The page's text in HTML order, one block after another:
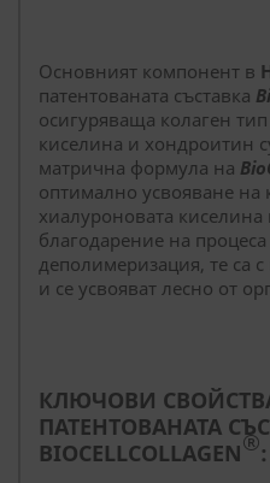
Основният компонент в
патентованата съставка
осигуряваща колаген
киселина и хондроитин
матрична формула на
оптимално усвояване на
хиалуроновата
благодарение на
деполимеризация, те са
и се усвояват лесно от
КЛЮЧОВИ
ПАТЕНТОВАНАТА
BIOCELLCOLLAGEN®: